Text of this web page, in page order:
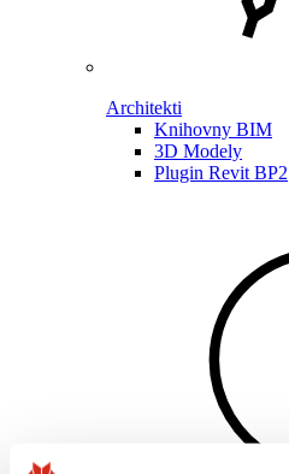
Architekti
Knihovny BIM
3D Modely
Plugin Revit BP2